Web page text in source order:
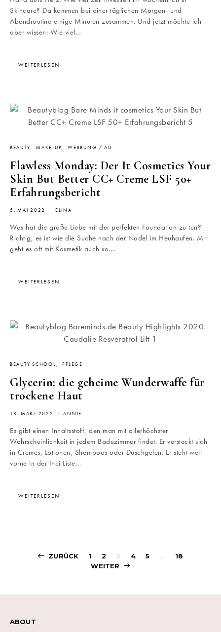
Skincare? Da kommen bei einer täglichen Morgen- und
Abendroutine einige Minuten zusammen. Und jetzt möchte ich
aber wissen: Wie viel…
WEITERLESEN
BEAUTY MAKE-UP WERBUNG / AD
Flawless Monday: Der It Cosmetics Your
Skin But Better CC+ Creme LSF 50+
Erfahrungsbericht
5. MAI 2022 ELINA
Was hat die große Liebe mit der perfekten Foundation zu tun?
Richtig, es ist wie die Suche nach der Nadel im Heuhaufen. Mir
geht es oft mit Kosmetik auch so.…
WEITERLESEN
BEAUTY SCHOOL PFLEGE
Glycerin: die geheime Wunderwaffe für
trockene Haut
18. MÄRZ 2022 ANNIE
Es gibt einen Inhaltsstoff, den man mit allerhöchster
Wahrscheinlichkeit in jedem Badezimmer findet. Er versteckt sich
in Cremes, Lotionen, Shampoos oder Duschgelen. Er steht weit
vorne in der Inci Liste…
WEITERLESEN
ZURÜCK 1 2 3 4 5 …
18
WEITER
ABOUT